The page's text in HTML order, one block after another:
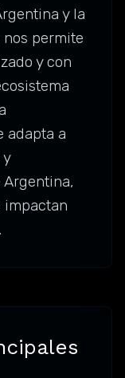
y la
permite
y con
adapta a
impactan